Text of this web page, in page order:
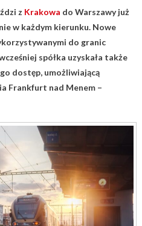
z Krakowa do Warszawy już
w każdym kierunku. Nowe
do granic
spółka uzyskała także
dostęp, umożliwiającą
Frankfurt nad Menem –